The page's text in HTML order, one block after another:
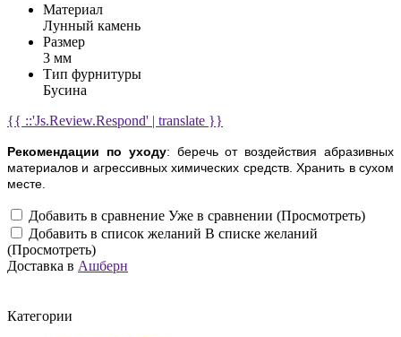
Материал
Лунный камень
Размер
3 мм
Тип фурнитуры
Бусина
{{ ::'Js.Review.Respond' | translate }}
Рекомендации по уходу: беречь от воздействия абразивных
материалов и агрессивных химических средств. Хранить в сухом
месте.
Добавить в сравнение Уже в сравнении (Просмотреть)
Добавить в список желаний В списке желаний
(Просмотреть)
Доставка в Ашберн
Категории